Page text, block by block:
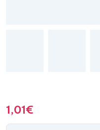
1,01€